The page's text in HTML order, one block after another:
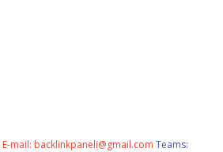
E-mail: backlinkpaneli@gmail.com Teams: